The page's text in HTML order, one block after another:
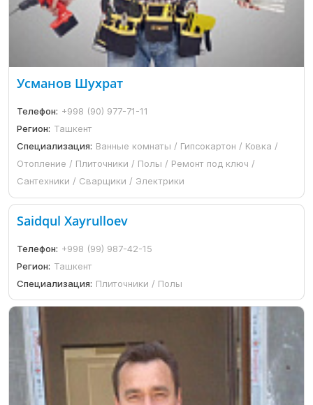
Усманов Шухрат
Телефон: +998 (90) 977-71-11
Регион: Ташкент
Специализация: Ванные комнаты / Гипсокартон / Ковка /
Отопление / Плиточники / Полы / Ремонт под ключ /
Сантехники / Сварщики / Электрики
Saidqul Xayrulloev
Телефон: +998 (99) 987-42-15
Регион: Ташкент
Специализация: Плиточники / Полы